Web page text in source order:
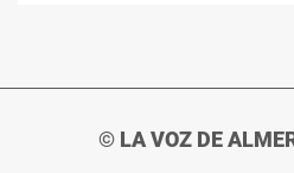
© LA VOZ DE